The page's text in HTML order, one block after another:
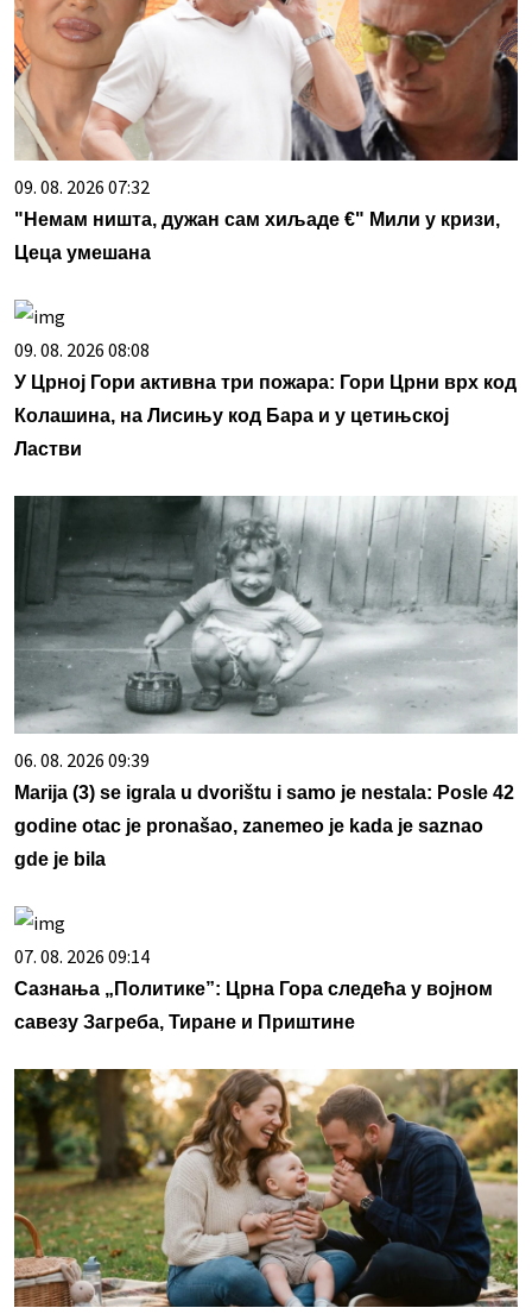
09. 08. 2026 07:32
"Немам ништа, дужан сам хиљаде €" Мили у кризи,
Цеца умешана
09. 08. 2026 08:08
У Црној Гори активна три пожара: Гори Црни врх код
Колашина, на Лисињу код Бара и у цетињској
Ластви
06. 08. 2026 09:39
Marija (3) se igrala u dvorištu i samo je nestala: Posle 42
godine otac je pronašao, zanemeo je kada je saznao
gde je bila
07. 08. 2026 09:14
Сазнања „Политике”: Црна Гора следећа у војном
савезу Загреба, Тиране и Приштине